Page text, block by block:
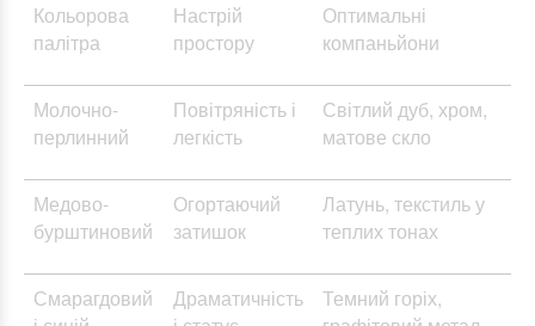
Кольорова
палітра
Настрій
простору
Оптимальні
компаньйони
Молочно-
перлинний
Повітряність і
легкість
Світлий дуб, хром,
матове скло
Медово-
бурштиновий
Огортаючий
затишок
Латунь, текстиль у
теплих тонах
Смарагдовий
Драматичність
Темний горіх,